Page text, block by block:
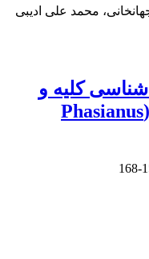
محمد علی ادیبی
کلیه و
مجاری ادراری در قرقاول (Phasianus